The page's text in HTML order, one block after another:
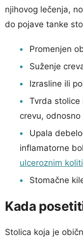
njihovog lečenja,
do pojave tanke
Promenjen
Suženje
Izrasline ili
Tvrda stolice
crevu,
Upala
inflamatorne
ulceroznim
Stomačne
Kada
Stolica koja je